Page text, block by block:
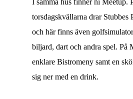
I samma hus finner ni Meetup.
torsdagskvällarna drar Stubbes
och här finns även
biljard, dart och andra spel. På
enklare Bistromeny samt en
sig ner med en drink.